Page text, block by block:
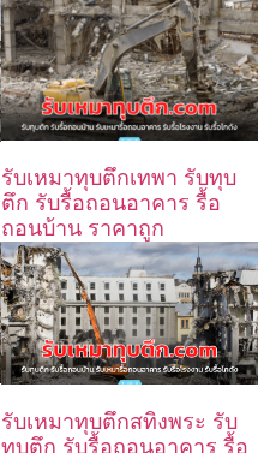
รับเหมาทุบตึกเทพา รับทุบ
ตึก รับรื้อถอนอาคาร รื้อ
ถอนบ้าน ราคาถูก
รับเหมาทุบตึกสทิงพระ รับ
ทุบตึก รับรื้อถอนอาคาร รื้อ